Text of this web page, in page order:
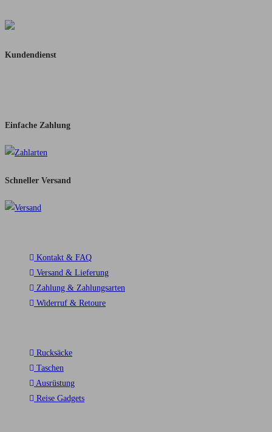
Kundendienst
Einfache Zahlung
Schneller Versand​
Kontakt & FAQ
Versand & Lieferung
Zahlung & Zahlungsarten
Widerruf & Retoure
Rucksäcke
Taschen
Ausrüstung
Reise Gadgets